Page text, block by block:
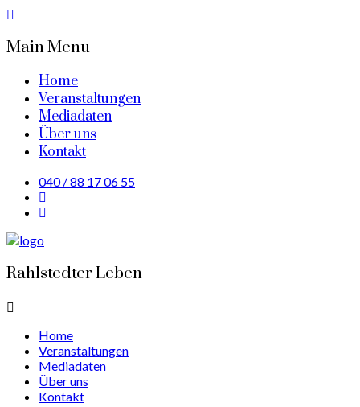
Main Menu
Home
Veranstaltungen
Mediadaten
Über uns
Kontakt
040 / 88 17 06 55
Rahlstedter Leben
Home
Veranstaltungen
Mediadaten
Über uns
Kontakt